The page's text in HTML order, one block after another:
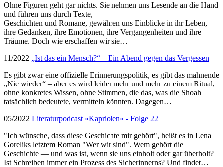
Ohne Figuren geht gar nichts. Sie nehmen uns Lesende an die Hand
und führen uns durch Texte,
Geschichten und Romane, gewähren uns Einblicke in ihr Leben,
ihre Gedanken, ihre Emotionen, ihre Vergangenheiten und ihre
Träume. Doch wie erschaffen wir sie…
11/2022 „Ist das ein Mensch?“ – Ein Abend gegen das Vergessen
Es gibt zwar eine offizielle Erinnerungspolitik, es gibt das mahnende
„Nie wieder“ – aber es wird leider mehr und mehr zu einem Ritual,
ohne konkretes Wissen, ohne Stimmen, die das, was die Shoah
tatsächlich bedeutete, vermitteln könnten. Dagegen…
05/2022 Literaturpodcast »Kapriolen« - Folge 22
"Ich wünsche, dass diese Geschichte mir gehört", heißt es in Lena
Goreliks letztem Roman "Wer wir sind". Wem gehört die
Geschichte — und was ist, wenn sie uns einholt oder gar überholt?
Ist Schreiben immer ein Prozess des Sicherinnerns? Und findet…